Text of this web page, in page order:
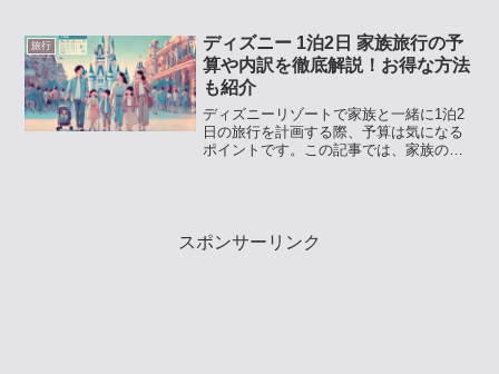
旅行
ディズニー 1泊2日 家族旅行の予
算や内訳を徹底解説！お得な方法
も紹介
ディズニーリゾートで家族と一緒に1泊2
日の旅行を計画する際、予算は気になる
ポイントです。この記事では、家族の人
スポンサーリンク